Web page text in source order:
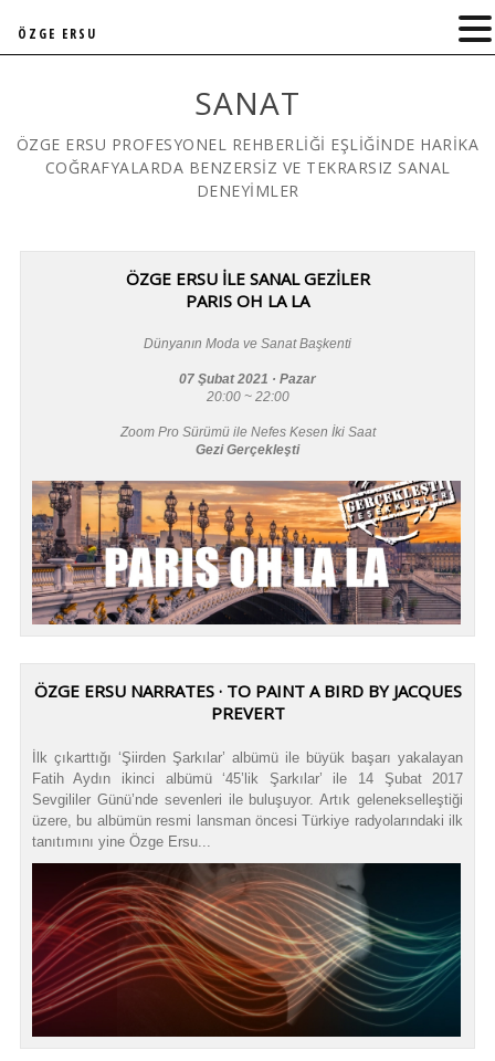
SANAT
ÖZGE ERSU PROFESYONEL REHBERLİĞİ EŞLİĞİNDE HARİKA
COĞRAFYALARDA BENZERSİZ VE TEKRARSIZ SANAL
DENEYİMLER
ÖZGE ERSU İLE SANAL GEZİLER
PARIS OH LA LA
Dünyanın Moda ve Sanat Başkenti
07 Şubat 2021 · Pazar
20:00 ~ 22:00
Zoom Pro Sürümü ile Nefes Kesen İki Saat
Gezi Gerçekleşti
ÖZGE ERSU NARRATES · TO PAINT A BIRD BY JACQUES
PREVERT
İlk çıkarttığı ‘Şiirden Şarkılar’ albümü ile büyük başarı yakalayan
Fatih Aydın ikinci albümü ‘45’lik Şarkılar’ ile 14 Şubat 2017
Sevgililer Günü’nde sevenleri ile buluşuyor. Artık gelenekselleştiği
üzere, bu albümün resmi lansman öncesi Türkiye radyolarındaki ilk
tanıtımını yine Özge Ersu...
ÖZGE ERSU